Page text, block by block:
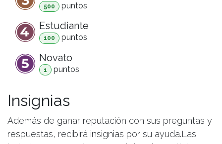
500 puntos
Estudiante
100 puntos
Novato
1 puntos
Insignias
Además de ganar reputación con sus preguntas y
respuestas, recibirá insignias por su ayuda.Las